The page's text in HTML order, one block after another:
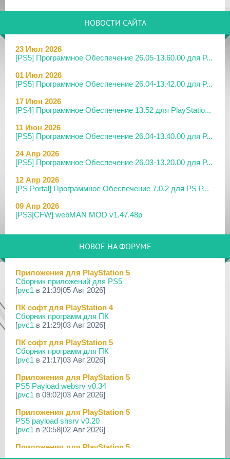
НОВОСТИ САЙТА
23 Июл 2026
[PS5] Программное Обеспечение 26.05-13.60.00 для P...
01 Июл 2026
[PS5] Программное Обеспечение 26.04-13.42.00 для P...
17 Июн 2026
[PS4] Программное Обеспечение 13.52 для PlayStatio...
11 Июн 2026
[PS5] Программное Обеспечение 26.04-13.40.00 для P...
24 Апр 2026
[PS5] Программное Обеспечение 26.03-13.20.00 для P...
12 Апр 2026
[PS Portal] Программное Обеспечение 7.0.2 для PS P...
09 Апр 2026
[PS3|CFW] webMAN MOD v1.47.48p
19 Мар 2026
18 Мар 2026
[PS3] Программное Обеспечение 4.93 для PlayStation...
17 Мар 2026
[PS4] Программное Обеспечение 13.50 для PlayStatio...
[PS5] Программное Обеспечение 26.02-13.00.00 для P...
19 Фев 2026
02 Фев 2026
[PS3|CFW/Android] Movian M7 7.0.235/236
29 Янв 2026
[PS4] Программное Обеспечение 13.04 для PlayStatio...
[PS5] Программное Обеспечение 26.01-12.60.00 для P...
НОВОЕ НА ФОРУМЕ
Приложения для PlayStation 5
Сборник приложений для PS5
[pvc1 в 21:39|05 Авг 2026]
ПК софт для PlayStation 4
Сборник программ для ПК
[pvc1 в 21:29|03 Авг 2026]
ПК софт для PlayStation 5
Сборник программ для ПК
[pvc1 в 21:17|03 Авг 2026]
Приложения для PlayStation 5
PS5 Payload websrv v0.34
[pvc1 в 09:02|03 Авг 2026]
Приложения для PlayStation 5
PS5 payload shsrv v0.20
[pvc1 в 20:58|02 Авг 2026]
Приложения для PlayStation 5